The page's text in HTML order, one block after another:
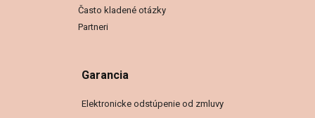
Často kladené otázky
Partneri
Garancia
Elektronicke odstúpenie od zmluvy